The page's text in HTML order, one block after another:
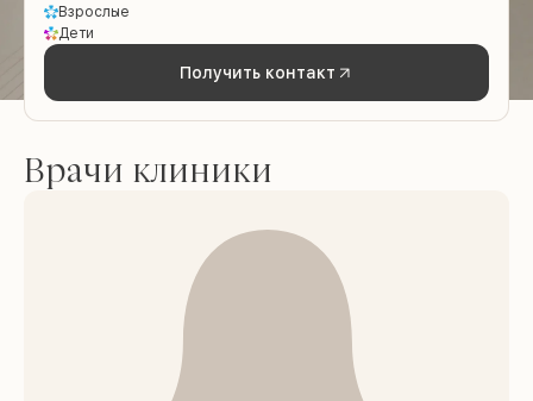
Взрослые
Дети
Получить контакт
Врачи клиники